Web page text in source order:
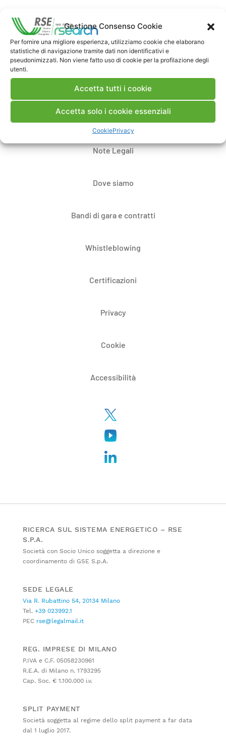
Gestione Consenso Cookie
Per fornire una migliore esperienza, utilizziamo cookie che elaborano
statistiche di navigazione tramite dati non identificativi e
pseudonimizzati. Non viene fatto uso di cookie per la profilazione degli
utenti.
Accetta tutti i cookie
Accetta solo i cookie essenziali
CookiePrivacy
Pubblica un commento
Note Legali
Dove siamo
Bandi di gara e contratti
Whistleblowing
Certificazioni
Privacy
Cookie
Accessibilità
RICERCA SUL SISTEMA ENERGETICO – RSE
S.P.A.
Società con Socio Unico soggetta a direzione e
coordinamento di GSE S.p.A.
SEDE LEGALE
Via R. Rubattino 54, 20134 Milano
Tel. +39 023992.1
PEC rse@legalmail.it
REG. IMPRESE DI MILANO
P.IVA e C.F. 05058230961
R.E.A. di Milano n. 1793295
Cap. Soc. € 1.100.000 i.v.
SPLIT PAYMENT
Società soggetta al regime dello split payment a far data
dal 1 luglio 2017.